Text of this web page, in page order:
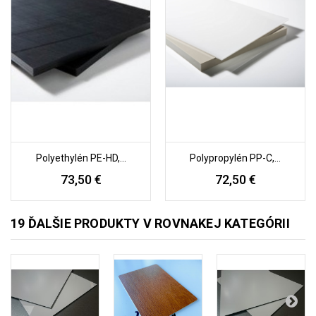
Polyethylén PE-HD,...
73,50 €
Polypropylén PP-C,...
72,50 €
19 ĎALŠIE PRODUKTY V ROVNAKEJ KATEGÓRII